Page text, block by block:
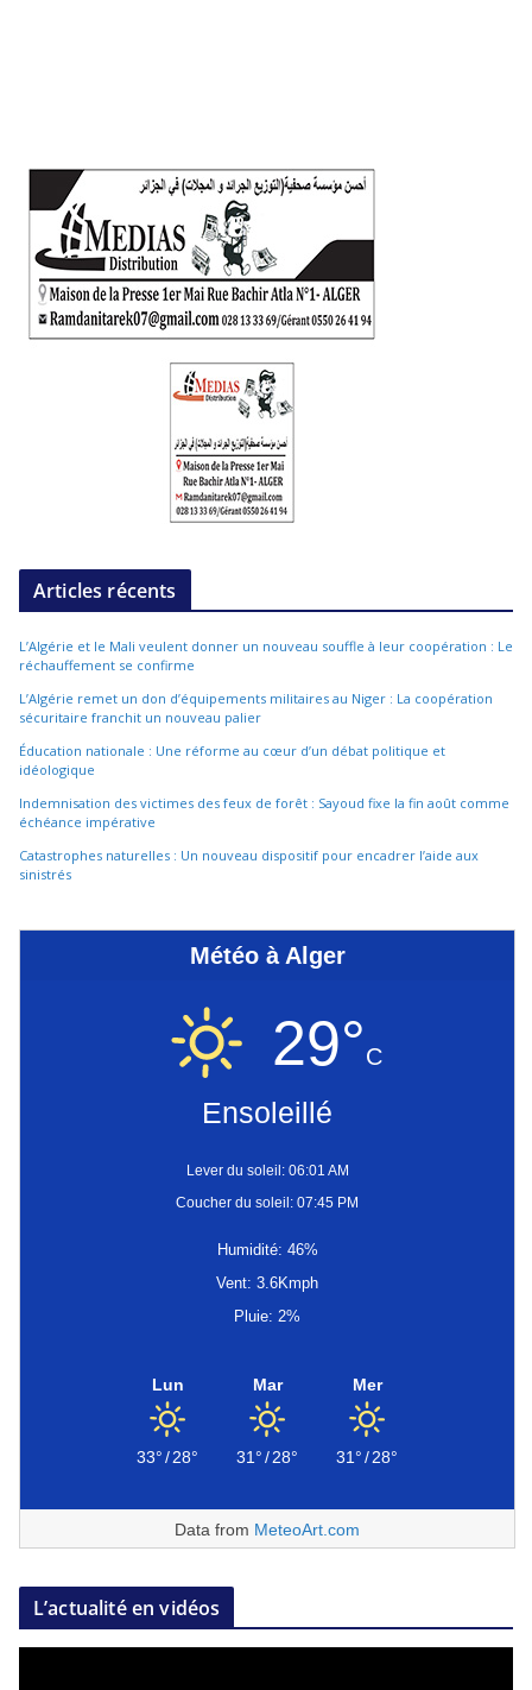
Articles récents
L’Algérie et le Mali veulent donner un nouveau souffle à leur coopération : Le
réchauffement se confirme
L’Algérie remet un don d’équipements militaires au Niger : La coopération
sécuritaire franchit un nouveau palier
Éducation nationale : Une réforme au cœur d’un débat politique et
idéologique
Indemnisation des victimes des feux de forêt : Sayoud fixe la fin août comme
échéance impérative
Catastrophes naturelles : Un nouveau dispositif pour encadrer l’aide aux
sinistrés
Météo à Alger
29°C
Ensoleillé
Lever du soleil: 06:01 AM
Coucher du soleil: 07:45 PM
Humidité: 46%
Vent: 3.6Kmph
Pluie: 2%
Lun
33°/28°
Mar
31°/28°
Mer
31°/28°
Data from MeteoArt.com
L’actualité en vidéos